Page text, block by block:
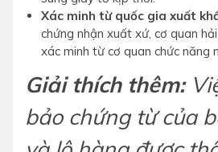
Xác minh từ quốc gia xuất
chứng nhận xuất xứ, cơ quan
xác minh từ cơ quan chức năng
Giải thích thêm:
bảo chứng từ của